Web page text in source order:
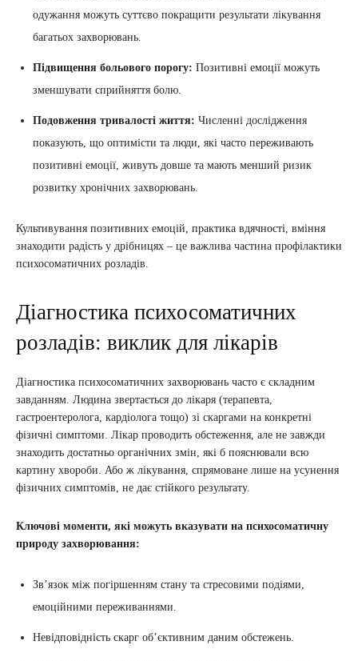
одужання можуть суттєво покращити результати лікування
багатьох захворювань.
Підвищення больового порогу: Позитивні емоції можуть
зменшувати сприйняття болю.
Подовження тривалості життя: Численні дослідження
показують, що оптимісти та люди, які часто переживають
позитивні емоції, живуть довше та мають менший ризик
розвитку хронічних захворювань.
Культивування позитивних емоцій, практика вдячності, вміння
знаходити радість у дрібницях – це важлива частина профілактики
психосоматичних розладів.
Діагностика психосоматичних
розладів: виклик для лікарів
Діагностика психосоматичних захворювань часто є складним
завданням. Людина звертається до лікаря (терапевта,
гастроентеролога, кардіолога тощо) зі скаргами на конкретні
фізичні симптоми. Лікар проводить обстеження, але не завжди
знаходить достатньо органічних змін, які б пояснювали всю
картину хвороби. Або ж лікування, спрямоване лише на усунення
фізичних симптомів, не дає стійкого результату.
Ключові моменти, які можуть вказувати на психосоматичну
природу захворювання:
Зв’язок між погіршенням стану та стресовими подіями,
емоційними переживаннями.
Невідповідність скарг об’єктивним даним обстежень.